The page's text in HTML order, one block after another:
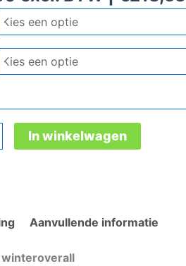
In winkelwagen
Aanvullende informatie